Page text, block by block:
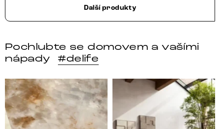
Další produkty
Pochlubte se domovem a vašími
nápady
#delife
DELIFE – Nábytek, který promění dům v domov. Domo
Místo, kam se budeš těšit